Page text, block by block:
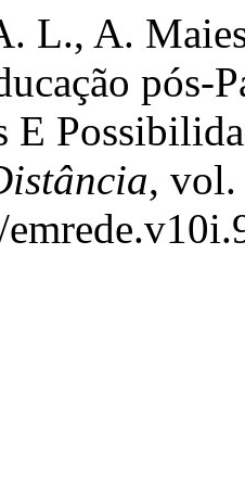
L., A.
pós-
E
, vol.